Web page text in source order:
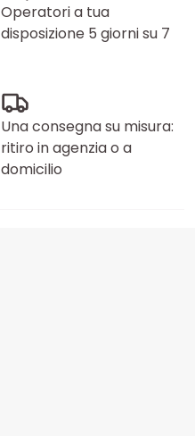
Operatori a tua
disposizione 5 giorni su 7
Una consegna su misura:
ritiro in agenzia o a
domicilio